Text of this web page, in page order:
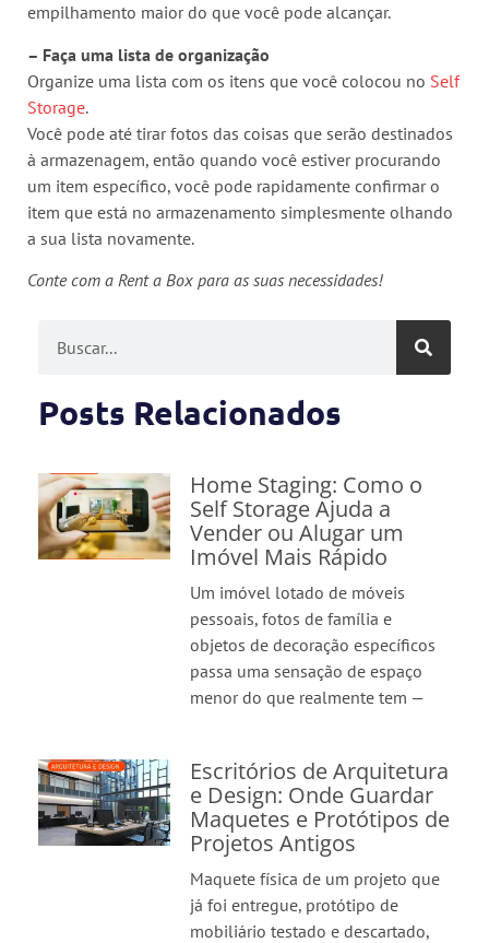
empilhamento maior do que você pode alcançar.
– Faça uma lista de organização
Organize uma lista com os itens que você colocou no Self
Storage.
Você pode até tirar fotos das coisas que serão destinados
à armazenagem, então quando você estiver procurando
um item específico, você pode rapidamente confirmar o
item que está no armazenamento simplesmente olhando
a sua lista novamente.
Conte com a Rent a Box para as suas necessidades!
Posts Relacionados
Home Staging: Como o
Self Storage Ajuda a
Vender ou Alugar um
Imóvel Mais Rápido
Um imóvel lotado de móveis
pessoais, fotos de família e
objetos de decoração específicos
passa uma sensação de espaço
menor do que realmente tem —
Escritórios de Arquitetura
e Design: Onde Guardar
Maquetes e Protótipos de
Projetos Antigos
Maquete física de um projeto que
já foi entregue, protótipo de
mobiliário testado e descartado,